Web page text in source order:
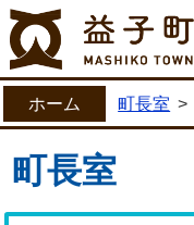
ホーム 町長室 >
町長室